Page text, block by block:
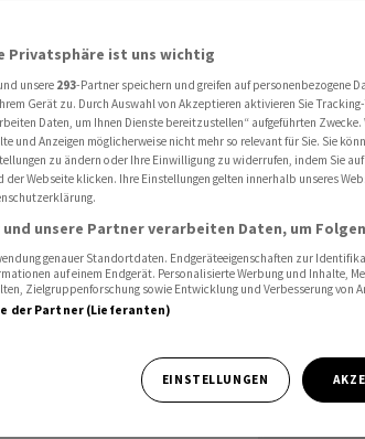
- Aktienrückkäufe
weiterem
Sony hat auch
und
Privatsphäre ist uns wichtig
unsere 293-Partner speichern und greifen auf personenbezogene
Gerät zu. Durch Auswahl von Akzeptieren aktivieren Sie
Daten, um Ihnen Dienste bereitzustellen“ aufgeführten
und Anzeigen möglicherweise nicht mehr so relevant für Sie. Sie
zu ändern oder Ihre Einwilligung zu widerrufen, indem Sie
der Webseite klicken. Ihre Einstellungen gelten innerhalb unseres
und unsere Partner verarbeiten Daten, um
genauer Standortdaten. Endgeräteeigenschaften zur
auf einem Endgerät. Personalisierte Werbung und Inhalte,
Zielgruppenforschung sowie Entwicklung und Verbesserung von
der Partner (Lieferanten)
EINSTELLUNGEN